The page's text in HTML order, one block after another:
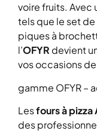
voire fruits. Avec
tels que le set
piques à
l’OFYR devient
vos occasions
gamme OFYR –
Lesfours à pizza
des